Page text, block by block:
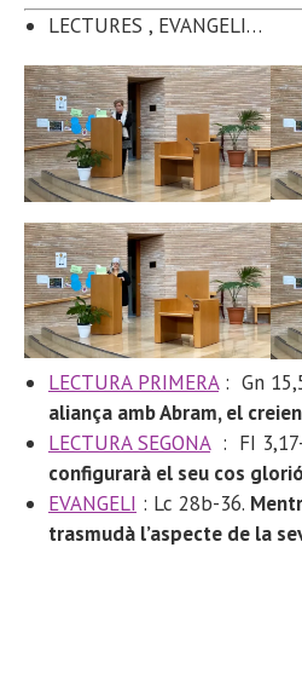
LECTURES , EVANGELI…
LECTURA PRIMERA: Gn
aliança amb Abram, el
LECTURA SEGONA: FI
configurarà el seu cos
EVANGELI : Lc 28b-36.
trasmudà l’aspecte de la